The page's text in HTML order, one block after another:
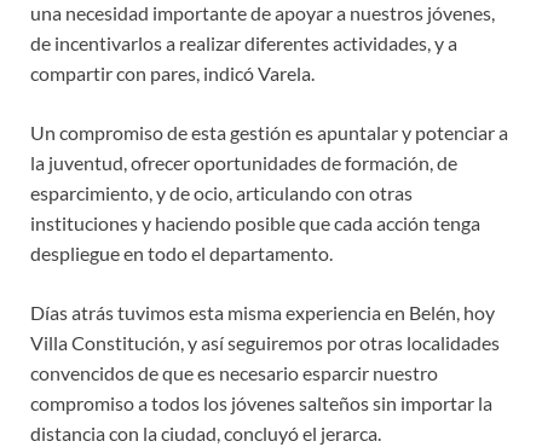
una necesidad importante de apoyar a nuestros jóvenes,
de incentivarlos a realizar diferentes actividades, y a
compartir con pares, indicó Varela.
Un compromiso de esta gestión es apuntalar y potenciar a
la juventud, ofrecer oportunidades de formación, de
esparcimiento, y de ocio, articulando con otras
instituciones y haciendo posible que cada acción tenga
despliegue en todo el departamento.
Días atrás tuvimos esta misma experiencia en Belén, hoy
Villa Constitución, y así seguiremos por otras localidades
convencidos de que es necesario esparcir nuestro
compromiso a todos los jóvenes salteños sin importar la
distancia con la ciudad, concluyó el jerarca.